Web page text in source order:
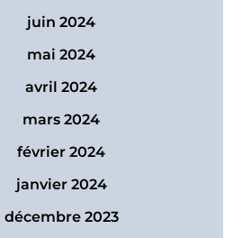
juin 2024
mai 2024
avril 2024
mars 2024
février 2024
janvier 2024
décembre 2023